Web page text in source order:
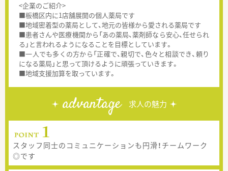
<企業のご紹介>
■板橋区内に1店舗展開の個人薬局です
■地域密着型の薬局として、地元の皆様から愛される薬局です
■患者さんや医療機関から「あの薬局、薬剤師なら安心、任せられ
る」と言われるようになることを目標としています。
■一人でも多くの方から「正確で、親切で、色々と相談でき、頼り
になる薬局」と思って頂けるように頑張っていきます。
■地域支援加算を取っています。
advantage 求人の魅力
スタッフ同士のコミュニケーションも円滑！チームワーク
◎です